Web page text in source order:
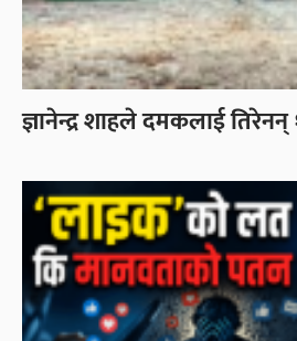
ज्ञानेन्द्र शाहले दमकलाई